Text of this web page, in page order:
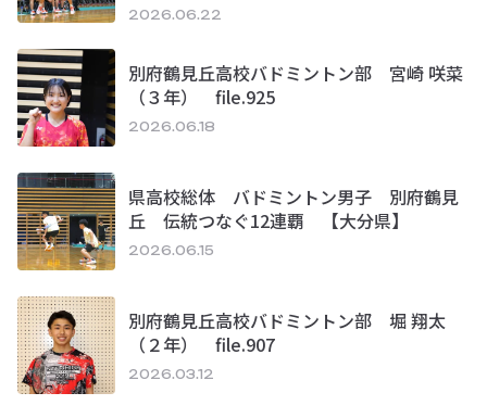
2026.06.22
別府鶴見丘高校バドミントン部 宮崎 咲菜
（３年） file.925
2026.06.18
県高校総体 バドミントン男子 別府鶴見
丘 伝統つなぐ12連覇 【大分県】
2026.06.15
別府鶴見丘高校バドミントン部 堀 翔太
（２年） file.907
2026.03.12